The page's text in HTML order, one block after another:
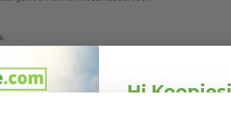
Gemakkelijke en Stabiele
wielen die 360 graden draaien. Hierdoor beweegt de
telescopische handgreep en de stevige handvatten
Hi